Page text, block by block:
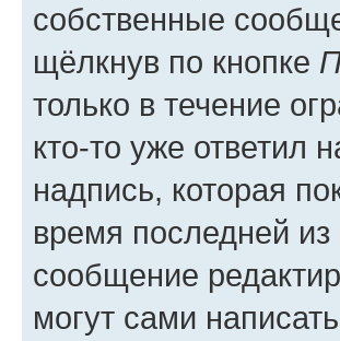
собственные
щёлкнув по кнопке
только в течение
кто-то уже ответил
надпись, которая
время последней
сообщение
могут сами